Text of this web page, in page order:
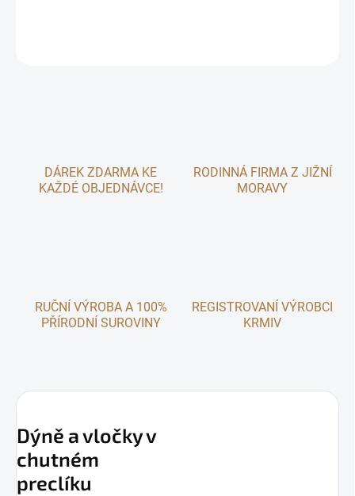
DÁREK ZDARMA KE
KAŽDÉ OBJEDNÁVCE!
RODINNÁ FIRMA Z JIŽNÍ
MORAVY
RUČNÍ VÝROBA A 100%
PŘÍRODNÍ SUROVINY
REGISTROVANÍ VÝROBCI
KRMIV
Dýně a vločky v
chutném
preclíku